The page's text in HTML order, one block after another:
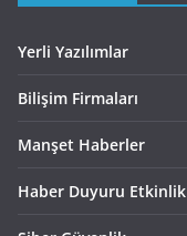
Yerli Yazılımlar
Bilişim Firmaları
Manşet Haberler
Haber Duyuru Etkinlik